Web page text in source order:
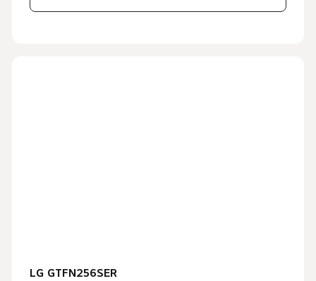
LG GTFN256SER